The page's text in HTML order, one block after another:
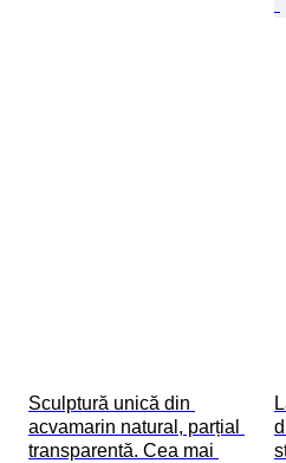
Sculptură unică din
acvamarin natural, parțial
transparentă. Cea mai